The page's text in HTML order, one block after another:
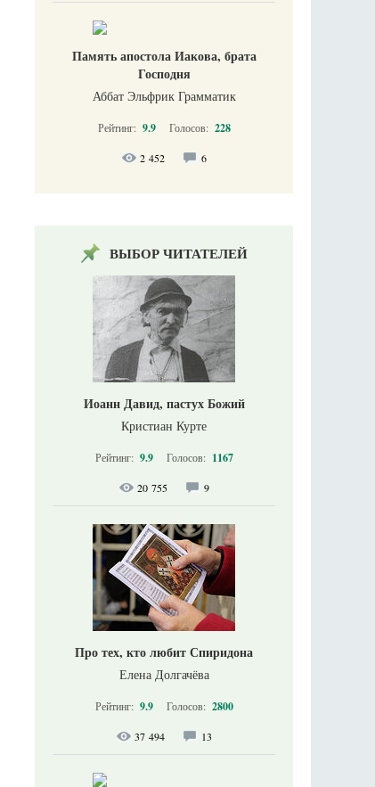
Память апостола Иакова, брата
Господня
Аббат Эльфрик Грамматик
Рейтинг: 9.9 Голосов: 228
2 452 6
ВЫБОР ЧИТАТЕЛЕЙ
Иоанн Давид, пастух Божий
Кристиан Курте
Рейтинг: 9.9 Голосов: 1167
20 755 9
Про тех, кто любит Спиридона
Елена Долгачёва
Рейтинг: 9.9 Голосов: 2800
37 494 13